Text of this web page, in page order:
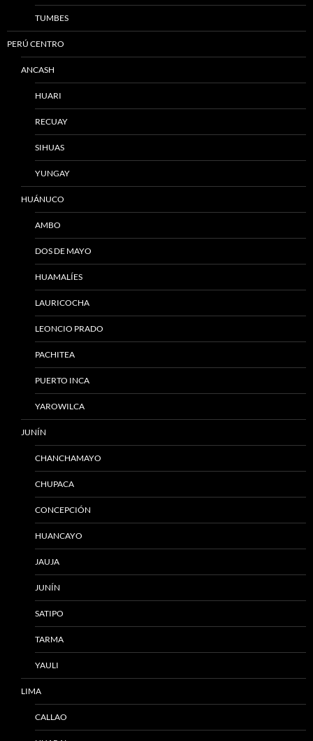
TUMBES
PERÚ CENTRO
ANCASH
HUARI
RECUAY
SIHUAS
YUNGAY
HUÁNUCO
AMBO
DOS DE MAYO
HUAMALÍES
LAURICOCHA
LEONCIO PRADO
PACHITEA
PUERTO INCA
YAROWILCA
JUNÍN
CHANCHAMAYO
CHUPACA
CONCEPCIÓN
HUANCAYO
JAUJA
JUNÍN
SATIPO
TARMA
YAULI
LIMA
CALLAO